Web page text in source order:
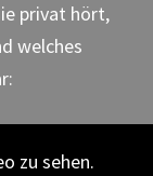
privat hört,
welches
zu sehen.